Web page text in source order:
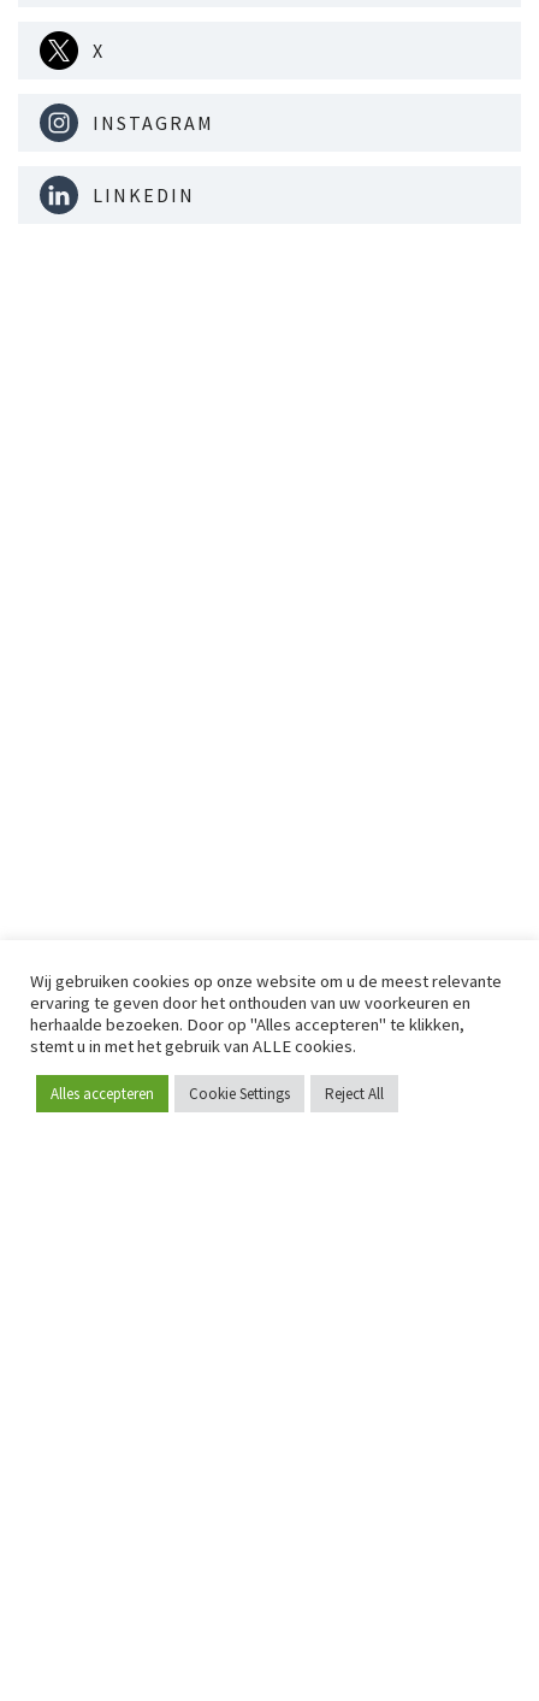
Word lid
X
INSTAGRAM
LINKEDIN
Wij gebruiken cookies op onze website om u de meest relevante
ervaring te geven door het onthouden van uw voorkeuren en
herhaalde bezoeken. Door op "Alles accepteren" te klikken,
stemt u in met het gebruik van ALLE cookies.
Alles accepteren Cookie Settings Reject All